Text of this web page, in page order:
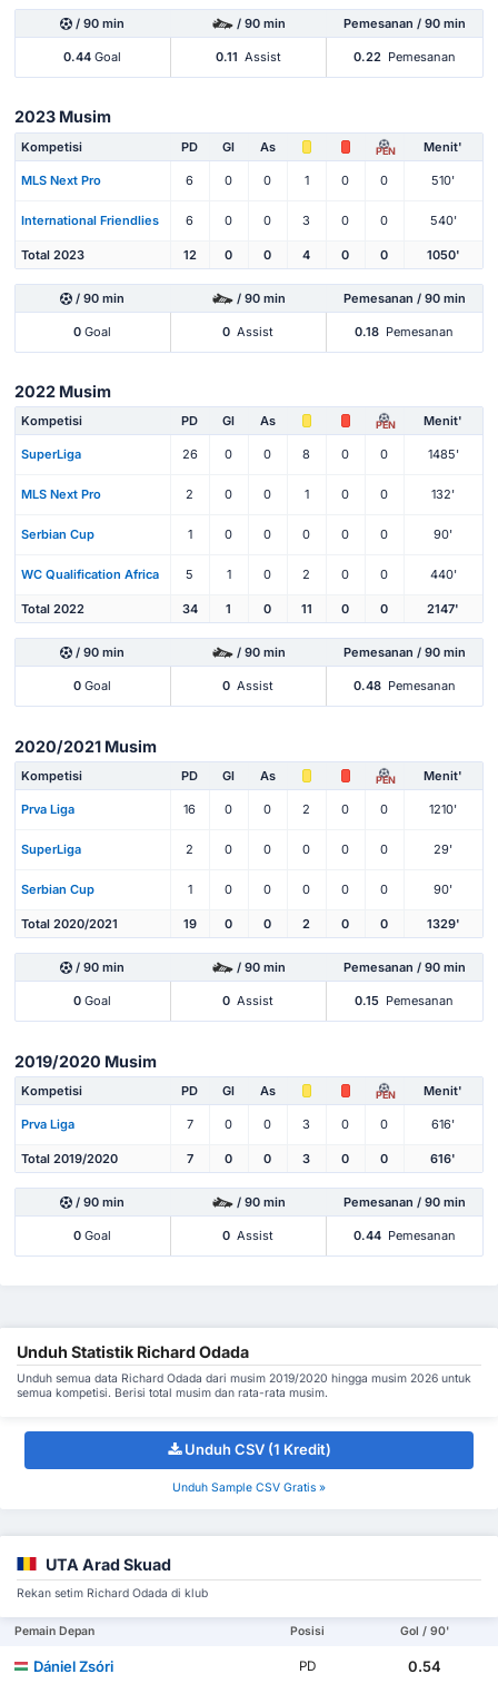
/ 90 min / 90 min Pemesanan / 90 min
0.44 Goal 0.11 Assist 0.22 Pemesanan
2023 Musim
Kompetisi PD Gl As PEN Menit'
MLS Next Pro 6 0 0 1 0 0 510'
International Friendlies 6 0 0 3 0 0 540'
Total 2023 12 0 0 4 0 0 1050'
/ 90 min / 90 min Pemesanan / 90 min
0 Goal 0 Assist 0.18 Pemesanan
2022 Musim
Kompetisi PD Gl As PEN Menit'
SuperLiga 26 0 0 8 0 0 1485'
MLS Next Pro 2 0 0 1 0 0 132'
Serbian Cup 1 0 0 0 0 0 90'
WC Qualification Africa 5 1 0 2 0 0 440'
Total 2022 34 1 0 11 0 0 2147'
/ 90 min / 90 min Pemesanan / 90 min
0 Goal 0 Assist 0.48 Pemesanan
2020/2021 Musim
Kompetisi PD Gl As PEN Menit'
Prva Liga 16 0 0 2 0 0 1210'
SuperLiga 2 0 0 0 0 0 29'
Serbian Cup 1 0 0 0 0 0 90'
Total 2020/2021 19 0 0 2 0 0 1329'
/ 90 min / 90 min Pemesanan / 90 min
0 Goal 0 Assist 0.15 Pemesanan
2019/2020 Musim
Kompetisi PD Gl As PEN Menit'
Prva Liga 7 0 0 3 0 0 616'
Total 2019/2020 7 0 0 3 0 0 616'
/ 90 min / 90 min Pemesanan / 90 min
0 Goal 0 Assist 0.44 Pemesanan
Unduh Statistik Richard Odada
Unduh semua data Richard Odada dari musim 2019/2020 hingga musim 2026 untuk
semua kompetisi. Berisi total musim dan rata-rata musim.
Unduh CSV (1 Kredit)
Unduh Sample CSV Gratis »
UTA Arad Skuad
Rekan setim Richard Odada di klub
Pemain Depan Posisi Gol / 90'
Dániel Zsóri PD
0.54